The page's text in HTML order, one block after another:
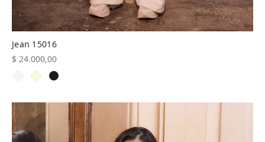
Jean 15016
$ 24.000,00